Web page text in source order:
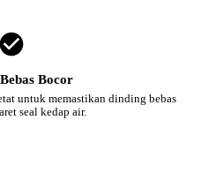
Bocor
untuk memastikan dinding bebas
seal kedap air.